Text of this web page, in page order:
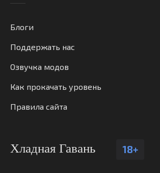
Блоги
Поддержать нас
Озвучка модов
Как прокачать уровень
Правила сайта
Хладная Гавань 18+